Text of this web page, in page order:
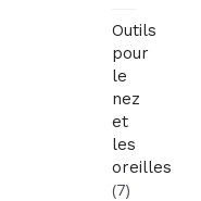
Outils
pour
le
nez
et
les
oreilles
(7)